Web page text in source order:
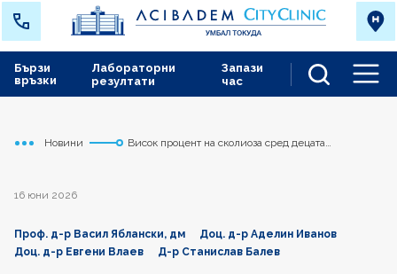
Лабораторни
резултати
Запази
час
Бързи
връзки
Начало
Токуда
Новини
Висок процент на сколиоза сред децата
16 юни 2026
Проф. д-р Васил Яблански, дм
Доц. д-р Аделин Иванов
Доц. д-р Евгени Влаев
Д-р Станислав Балев